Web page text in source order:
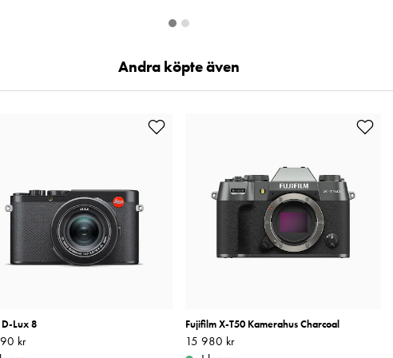
Andra köpte även
D-Lux 8
990 kr
kr
Fujifilm X-T50 Kamerahus Charcoal
Pris :15 980 kr
15 980 kr